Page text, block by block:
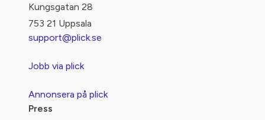
Kungsgatan 28
753 21 Uppsala
support@plick.se
Jobb via plick
Annonsera på plick
Press